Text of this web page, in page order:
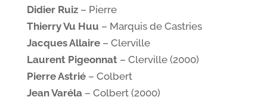
Didier Ruiz – Pierre
Thierry Vu Huu – Marquis de Castries
Jacques Allaire– Clerville
Laurent Pigeonnat– Clerville (2000)
Pierre Astrié – Colbert
Jean Varéla – Colbert (2000)